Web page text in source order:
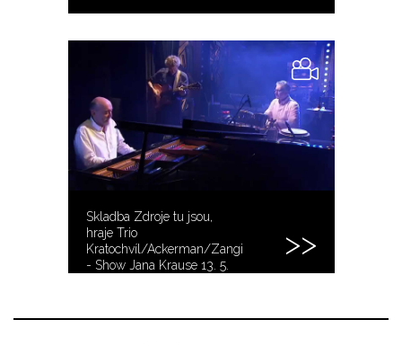
Skladba Zdroje tu jsou,
hraje Trio
Kratochvíl/Ackerman/Zangi
- Show Jana Krause 13. 5.